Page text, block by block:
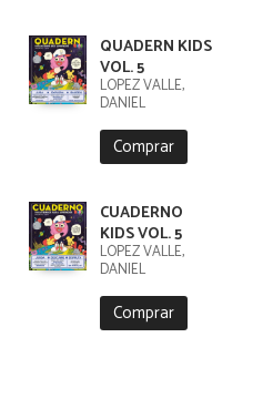
QUADERN KIDS
VOL. 5
LÓPEZ VALLE,
DANIEL
Comprar
CUADERNO
KIDS VOL. 5
LÓPEZ VALLE,
DANIEL
Comprar